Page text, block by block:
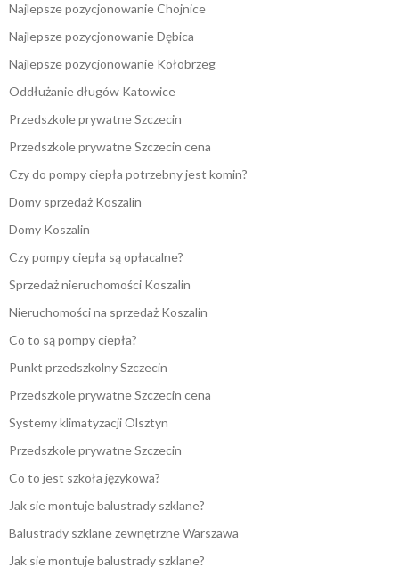
Najlepsze pozycjonowanie Chojnice
Najlepsze pozycjonowanie Dębica
Najlepsze pozycjonowanie Kołobrzeg
Oddłużanie długów Katowice
Przedszkole prywatne Szczecin
Przedszkole prywatne Szczecin cena
Czy do pompy ciepła potrzebny jest komin?
Domy sprzedaż Koszalin
Domy Koszalin
Czy pompy ciepła są opłacalne?
Sprzedaż nieruchomości Koszalin
Nieruchomości na sprzedaż Koszalin
Co to są pompy ciepła?
Punkt przedszkolny Szczecin
Przedszkole prywatne Szczecin cena
Systemy klimatyzacji Olsztyn
Przedszkole prywatne Szczecin
Co to jest szkoła językowa?
Jak sie montuje balustrady szklane?
Balustrady szklane zewnętrzne Warszawa
Jak sie montuje balustrady szklane?